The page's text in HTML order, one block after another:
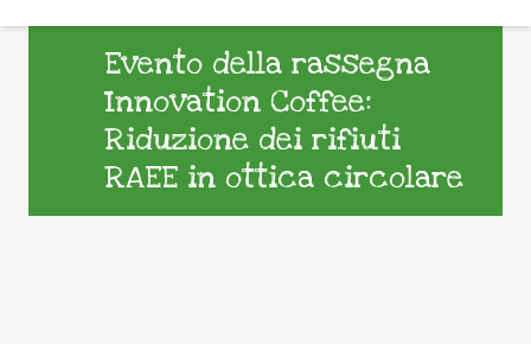
Evento della rassegna
Innovation Coffee:
Riduzione dei rifiuti
RAEE in ottica circolare